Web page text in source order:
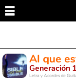
Al que
Generación
Letra y Acordes de